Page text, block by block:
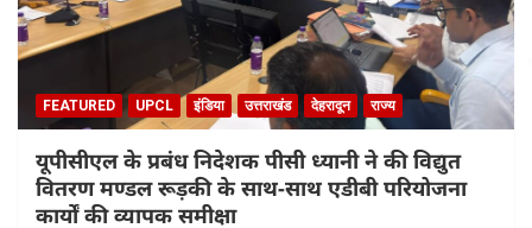
FEATURED UPCL इंडिया उत्तराखंड देहरादून राज्य
यूपीसीएल के प्रबंध निदेशक पीसी ध्यानी ने की विद्युत
वितरण मण्डल रूड़की के साथ-साथ एडीबी परियोजना
कार्यों की व्यापक समीक्षा